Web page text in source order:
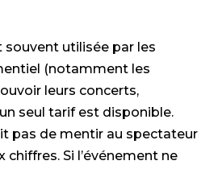
utilisée par les
(notamment les
leurs concerts,
seul tarif est disponible.
pas de mentir au spectateur
chiffres. Si l’événement ne